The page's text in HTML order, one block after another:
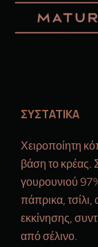
ΣΥΣΤΑΤΙΚΑ
Χειροποίητη
βάση το κρέας.
γουρουνιού
πάπρικα, τσίλι,
εκκίνησης,
από σέλινο.